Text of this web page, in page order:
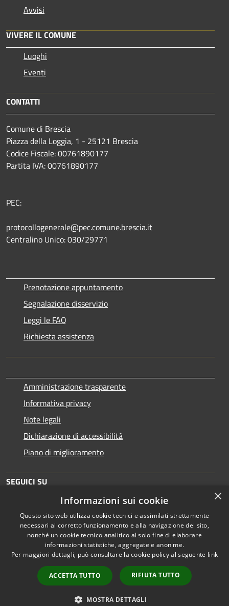
Avvisi
VIVERE IL COMUNE
Luoghi
Eventi
CONTATTI
Comune di Brescia
Piazza della Loggia, 1 - 25121 Brescia
Codice Fiscale: 00761890177
Partita IVA: 00761890177
PEC:
protocollogenerale@pec.comune.brescia.it
Centralino Unico: 030/29771
Prenotazione appuntamento
Segnalazione disservizio
Leggi le FAQ
Richiesta assistenza
Amministrazione trasparente
Informativa privacy
Note legali
Dichiarazione di accessibilità
Piano di miglioramento
SEGUICI SU
RSS
Accessibilità
Copyright © 2026 • Comune di
Municipium•
Accesso
redazione
×
Informazioni sui cookie
Questo sito web utilizza cookie tecnici e assimilati strettamente
necessari al corretto funzionamento e alla navigazione del sito,
nonché un cookie tecnico analitico al solo fine di elaborare
informazioni statistiche, aggregate e anonime.
Per maggiori dettagli, può consultare la cookie policy al seguente link
ACCETTA TUTTO RIFIUTA TUTTO
MOSTRA DETTAGLI